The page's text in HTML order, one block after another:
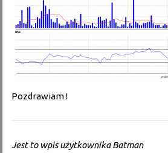
Pozdrawiam !
Jest to wpis użytkownika Batman